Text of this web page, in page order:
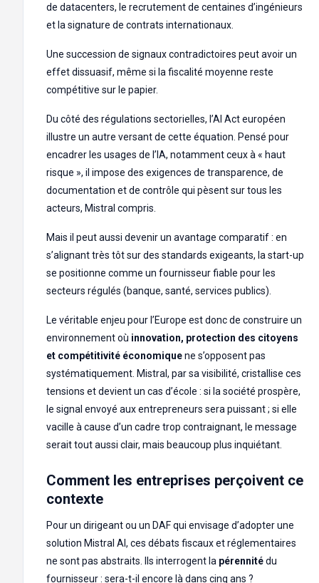
de datacenters, le recrutement de centaines d’ingénieurs
et la signature de contrats internationaux.
Une succession de signaux contradictoires peut avoir un
effet dissuasif, même si la fiscalité moyenne reste
compétitive sur le papier.
Du côté des régulations sectorielles, l’AI Act européen
illustre un autre versant de cette équation. Pensé pour
encadrer les usages de l’IA, notamment ceux à « haut
risque », il impose des exigences de transparence, de
documentation et de contrôle qui pèsent sur tous les
acteurs, Mistral compris.
Mais il peut aussi devenir un avantage comparatif : en
s’alignant très tôt sur des standards exigeants, la start-up
se positionne comme un fournisseur fiable pour les
secteurs régulés (banque, santé, services publics).
Le véritable enjeu pour l’Europe est donc de construire un
environnement où innovation, protection des citoyens
et compétitivité économiquene s’opposent pas
systématiquement. Mistral, par sa visibilité, cristallise ces
tensions et devient un cas d’école : si la société prospère,
le signal envoyé aux entrepreneurs sera puissant ; si elle
vacille à cause d’un cadre trop contraignant, le message
serait tout aussi clair, mais beaucoup plus inquiétant.
Comment les entreprises perçoivent ce
contexte
Pour un dirigeant ou un DAF qui envisage d’adopter une
solution Mistral AI, ces débats fiscaux et réglementaires
ne sont pas abstraits. Ils interrogent la pérennitédu
fournisseur : sera-t-il encore là dans cinq ans ?